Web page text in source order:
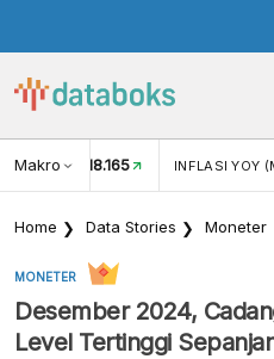
Makro
USD/IDR 18.165 INFLASI YOY
Home Data Stories Moneter
MONETER
Desember 2024,
Level Tertinggi